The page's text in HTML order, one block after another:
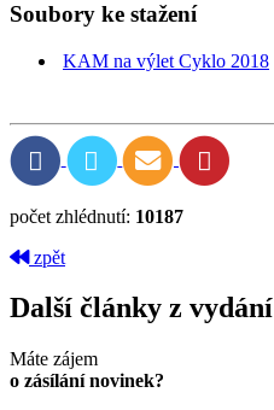
Soubory ke stažení
KAM na výlet Cyklo 2018
počet zhlédnutí: 10187
zpět
Další články z vydání
Máte zájem
o zásílání novinek?